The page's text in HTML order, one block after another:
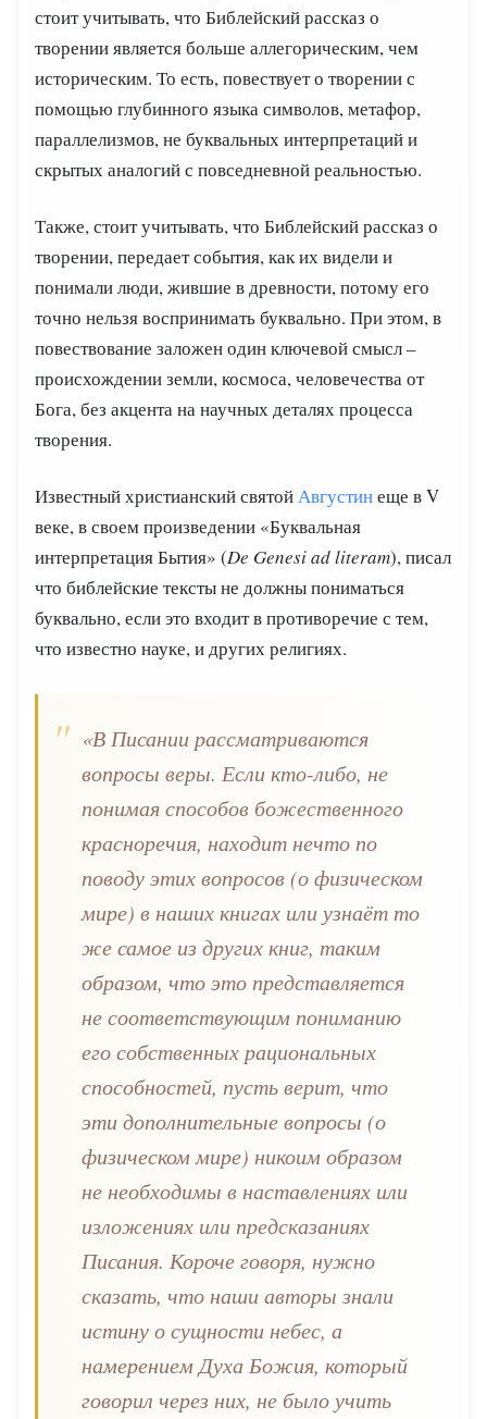
стоит учитывать, что Библейский рассказ о
творении является больше аллегорическим, чем
историческим. То есть, повествует о творении с
помощью глубинного языка символов, метафор,
параллелизмов, не буквальных интерпретаций и
скрытых аналогий с повседневной реальностью.
Также, стоит учитывать, что Библейский рассказ о
творении, передает события, как их видели и
понимали люди, жившие в древности, потому его
точно нельзя воспринимать буквально. При этом, в
повествование заложен один ключевой смысл –
происхождении земли, космоса, человечества от
Бога, без акцента на научных деталях процесса
творения.
Известный христианский святойАвгустинеще в V
веке, в своем произведении «Буквальная
интерпретация Бытия» (De Genesi ad literam), писал
что библейские тексты не должны пониматься
буквально, если это входит в противоречие с тем,
что известно науке, и других религиях.
«В Писании рассматриваются
вопросы веры. Если кто-либо, не
понимая способов божественного
красноречия, находит нечто по
поводу этих вопросов (о физическом
мире) в наших книгах или узнаёт то
же самое из других книг, таким
образом, что это представляется
не соответствующим пониманию
его собственных рациональных
способностей, пусть верит, что
эти дополнительные вопросы (о
физическом мире) никоим образом
не необходимы в наставлениях или
изложениях или предсказаниях
Писания. Короче говоря, нужно
сказать, что наши авторы знали
истину о сущности небес, а
намерением Духа Божия, который
говорил через них, не было учить